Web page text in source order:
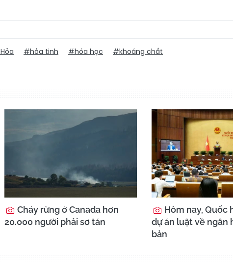
#hỏa tinh #hóa học #khoáng chất
Cháy rừng ở Canada hơn
20.000 người phải sơ tán
Hôm nay, Quốc
dự án luật về ngân
bản